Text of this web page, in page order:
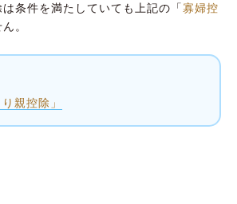
条件を満たしていても上記の「寡婦控
。
親控除」